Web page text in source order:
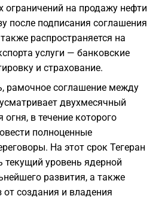
ограничений на продажу нефти
после подписания соглашения
распространяется на
услуги — банковские
и страхование.
рамочное соглашение между
двухмесячный
в течение которого
полноценные
На этот срок Тегеран
текущий уровень ядерной
развития, а также
от создания и владения